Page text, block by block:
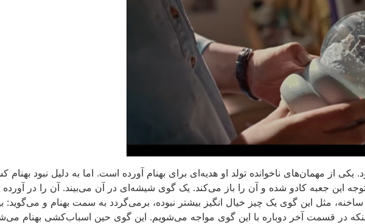
از مهمان‌های ناخوانده تولد او هدیه‌ای برای بهنام آورده است. اما به دلیل نبود بهنام
این جعبه کادو شده و آن را باز می‌کند. یک گوی شیشه‌ای در آن می‌بیند. آن را در
مثل این گوی یک چیز خیال انگیز بیشتر نبوده، برمی‌گردد به سمت بهنام و می‌گوید:
در قسمت آخر دوباره با این گوی مواجه می‌شویم. این گوی حین اسباب‌کشی بهنام